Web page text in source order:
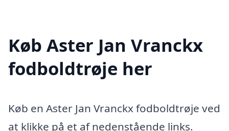
Køb Aster Jan Vranckx
fodboldtrøje her
Køb en Aster Jan Vranckx fodboldtrøje ved
at klikke på et af nedenstående links.